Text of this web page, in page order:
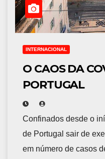
INTERNACIONAL
O CAOS DA
PORTUGAL
Confinados desde o
de Portugal sair de
em número de casos